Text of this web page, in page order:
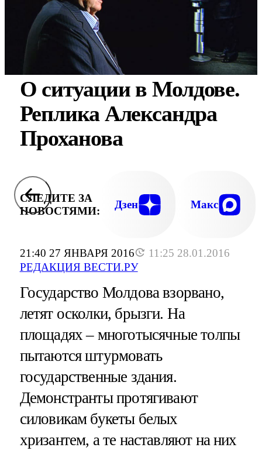
21:40 27 ЯНВАРЯ 2016
11:25 28.01.2016
РЕДАКЦИЯ ВЕСТИ.РУ
О ситуации в Молдове.
Реплика Александра
Проханова
СЛЕДИТЕ ЗА
НОВОСТЯМИ:
Дзен Макс
Государство Молдова взорвано,
летят осколки, брызги. На
площадях – многотысячные толпы
пытаются штурмовать
государственные здания.
Демонстранты протягивают
силовикам букеты белых
хризантем, а те наставляют на них